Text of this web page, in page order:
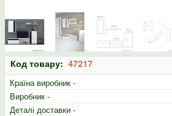
Код товару: 47217
Країна виробник -
Виробник -
Деталі доставки -